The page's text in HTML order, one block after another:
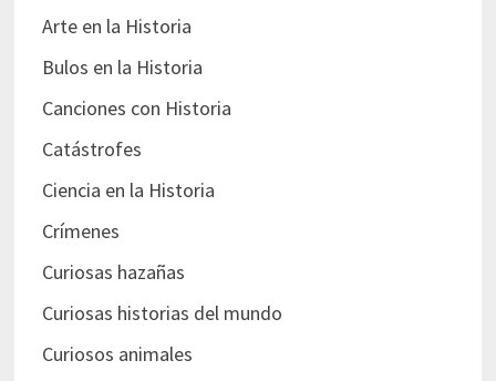
Arte en la Historia
Bulos en la Historia
Canciones con Historia
Catástrofes
Ciencia en la Historia
Crímenes
Curiosas hazañas
Curiosas historias del mundo
Curiosos animales